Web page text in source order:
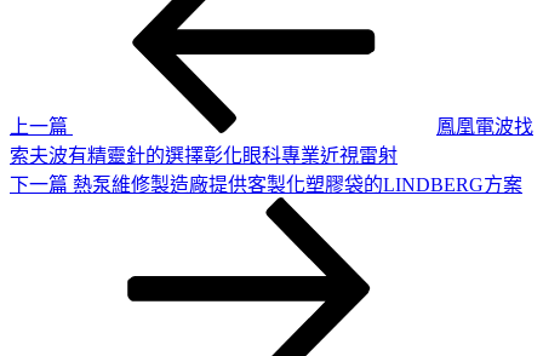
上一篇
鳳凰電波找
索夫波有精靈針的選擇彰化眼科專業近視雷射
下
下一篇 熱泵維修製造廠提供客製化塑膠袋的LINDBERG方案